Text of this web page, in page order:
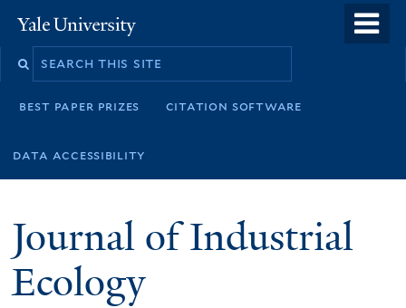
to
Yale
University
best paper prizes citation software
data accessibility
Journal of Industrial
Ecology